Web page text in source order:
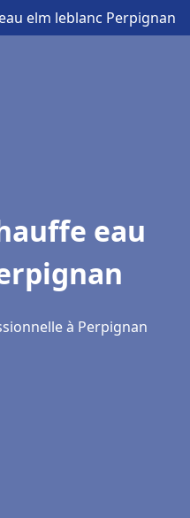
elm leblanc Perpignan
eau
à Perpignan